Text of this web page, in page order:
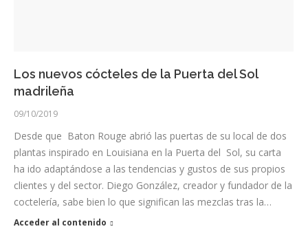
Los nuevos cócteles de la Puerta del Sol
madrileña
09/10/2019
Desde que Baton Rouge abrió las puertas de su local de dos
plantas inspirado en Louisiana en la Puerta del Sol, su carta
ha ido adaptándose a las tendencias y gustos de sus propios
clientes y del sector. Diego González, creador y fundador de la
coctelería, sabe bien lo que significan las mezclas tras la…
Acceder al contenido